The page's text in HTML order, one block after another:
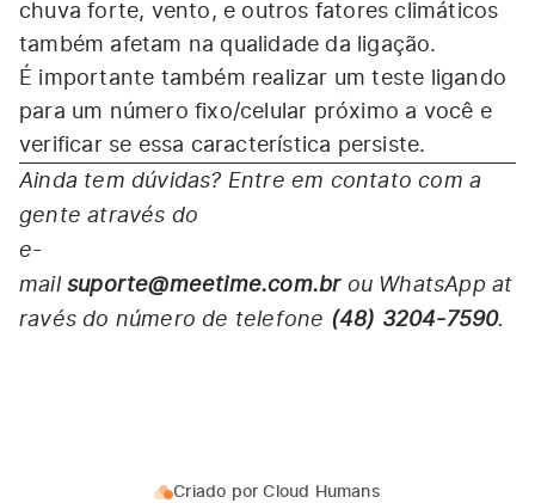
chuva forte, vento, e outros fatores climáticos
também afetam na qualidade da ligação.
É importante também realizar um teste ligando
para um número fixo/celular próximo a você e
verificar se essa característica persiste.
Ainda tem dúvidas? Entre em contato com a
gente através do
e-
mail suporte@meetime.com.br ou WhatsApp at
ravés do número de telefone (48) 3204-7590.
Criado porCloud Humans